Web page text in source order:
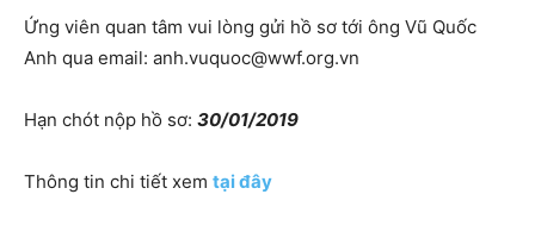
Ứng viên quan tâm vui lòng gửi hồ sơ tới ông Vũ Quốc
Anh qua email: anh.vuquoc@wwf.org.vn
Hạn chót nộp hồ sơ: 30/01/2019
Thông tin chi tiết xem tại đây